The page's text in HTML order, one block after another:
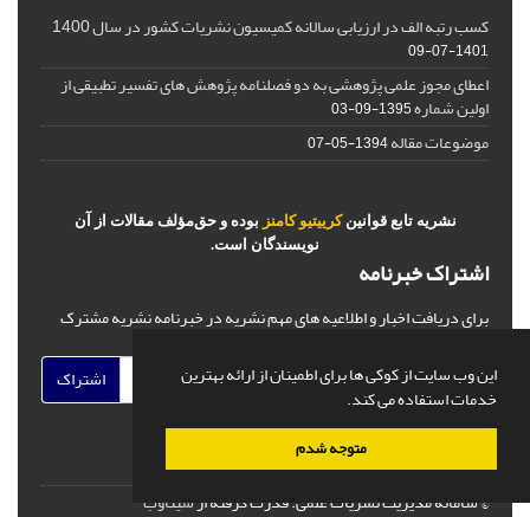
این وب سایت از کوکی ها برای اطمینان از ارائه بهترین
خدمات استفاده می کند.
متوجه شدم
کسب رتبه الف در ارزیابی سالانه کمیسیون نشریات کشور در سال 1400
1401-07-09
اعطای مجوز علمی پژوهشی به دو فصلنامه پژوهش های تفسیر تطبیقی از
اولین شماره1395-09-03
موضوعات مقاله1394-05-07
نشریه تابع قوانین کرییتیو کامنز بوده و حق‌مؤلف مقالات از آن
نویسندگان است.
اشتراک خبرنامه
برای دریافت اخبار و اطلاعیه های مهم نشریه در خبرنامه نشریه مشترک
اشتراک
© سامانه مدیریت نشریات علمی.قدرت گرفته ازسیناوب